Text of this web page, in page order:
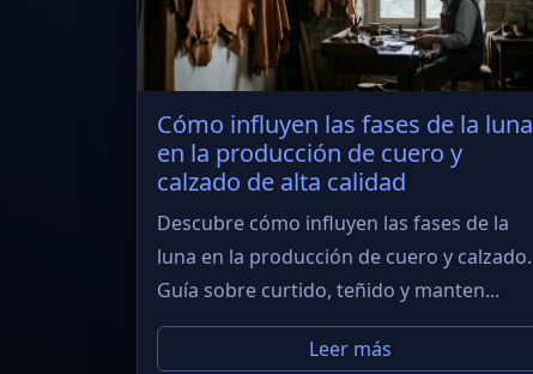
Cómo influyen las fases de la luna
en la producción de cuero y
calzado de alta calidad
Descubre cómo influyen las fases de la
luna en la producción de cuero y calzado.
Guía sobre curtido, teñido y manten...
Leer más